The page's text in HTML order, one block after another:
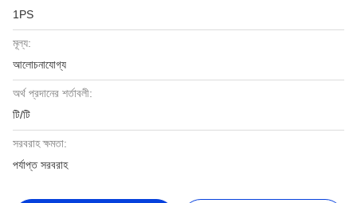
1PS
মূল্য:
আলোচনাযোগ্য
অর্থ প্রদানের শর্তাবলী:
টি/টি
সরবরাহ ক্ষমতা:
পর্যাপ্ত সরবরাহ